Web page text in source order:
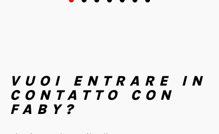
VUOI ENTRARE IN
CONTATTO CON
FABY?